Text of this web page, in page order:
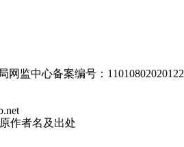
网监中心备案编号：11010802020122
作者名及出处